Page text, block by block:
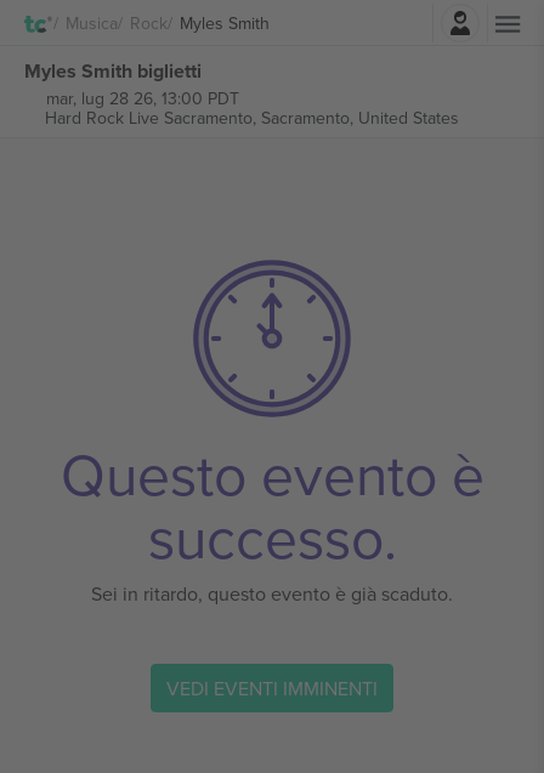
Musica Rock Myles Smith
Myles Smith biglietti
mar, lug 28 26, 13:00 PDT
Hard Rock Live Sacramento, Sacramento, United States
Questo evento è
successo.
Sei in ritardo, questo evento è già scaduto.
VEDI EVENTI IMMINENTI